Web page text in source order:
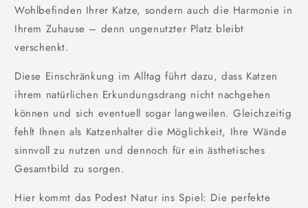
Wohlbefinden Ihrer Katze, sondern auch die Harmonie in
Ihrem Zuhause – denn ungenutzter Platz bleibt
verschenkt.
Diese Einschränkung im Alltag führt dazu, dass Katzen
ihrem natürlichen Erkundungsdrang nicht nachgehen
können und sich eventuell sogar langweilen. Gleichzeitig
fehlt Ihnen als Katzenhalter die Möglichkeit, Ihre Wände
sinnvoll zu nutzen und dennoch für ein ästhetisches
Gesamtbild zu sorgen.
Hier kommt das Podest Natur ins Spiel: Die perfekte